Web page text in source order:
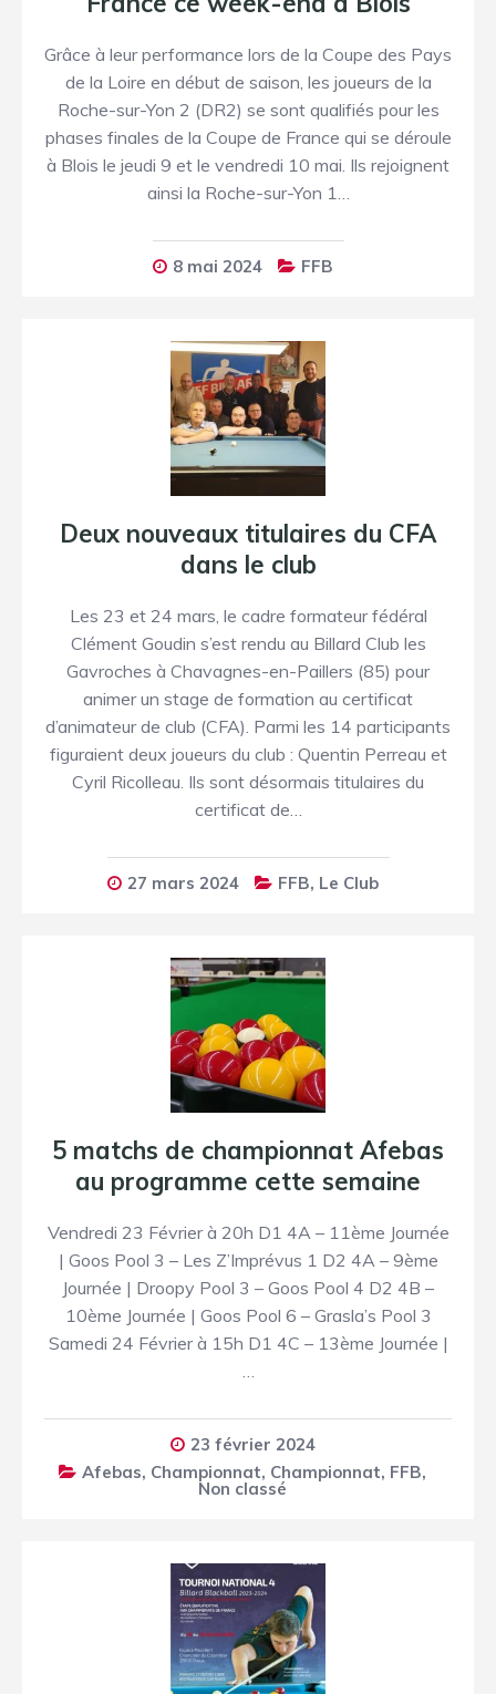
Grâce à leur performance lors de la Coupe des Pays
de la Loire en début de saison, les joueurs de la
Roche-sur-Yon 2 (DR2) se sont qualifiés pour les
phases finales de la Coupe de France qui se déroule
à Blois le jeudi 9 et le vendredi 10 mai. Ils rejoignent
ainsi la Roche-sur-Yon 1…
8 mai 2024 FFB
Deux nouveaux titulaires du CFA
dans le club
Les 23 et 24 mars, le cadre formateur fédéral
Clément Goudin s’est rendu au Billard Club les
Gavroches à Chavagnes-en-Paillers (85) pour
animer un stage de formation au certificat
d’animateur de club (CFA). Parmi les 14 participants
figuraient deux joueurs du club : Quentin Perreau et
Cyril Ricolleau. Ils sont désormais titulaires du
certificat de…
27 mars 2024 FFB, Le Club
5 matchs de championnat Afebas
au programme cette semaine
Vendredi 23 Février à 20h D1 4A – 11ème Journée
| Goos Pool 3 – Les Z’Imprévus 1 D2 4A – 9ème
Journée | Droopy Pool 3 – Goos Pool 4 D2 4B –
10ème Journée | Goos Pool 6 – Grasla’s Pool 3
Samedi 24 Février à 15h D1 4C – 13ème Journée |
…
23 février 2024
Afebas, Championnat, Championnat, FFB,
Non classé